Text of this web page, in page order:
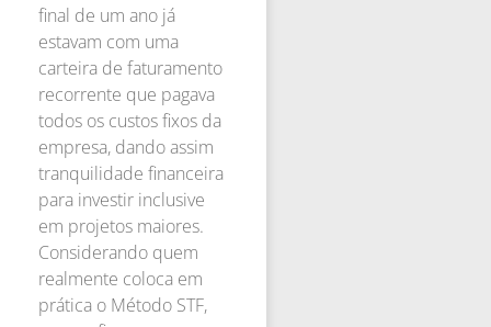
final de um ano já
estavam com uma
carteira de faturamento
recorrente que pagava
todos os custos fixos da
empresa, dando assim
tranquilidade financeira
para investir inclusive
em projetos maiores.
Considerando quem
realmente coloca em
prática o Método STF,